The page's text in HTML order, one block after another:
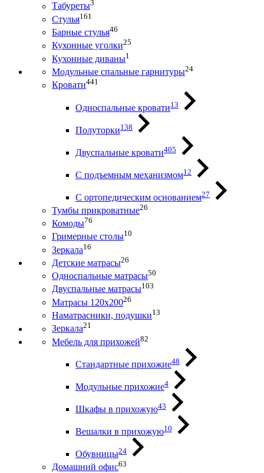
Табуреты3
Стулья161
Барные стулья46
Кухонные уголки25
Кухонные диваны1
Модульные спальные гарнитуры24
Кровати441
Односпальные кровати13
Полуторки138
Двуспальные кровати405
С подъемным механизмом12
С ортопедическим основанием27
Тумбы прикроватные26
Комоды76
Гримерные столы10
Зеркала16
Детские матрасы26
Односпальные матрасы50
Двуспальные матрасы103
Матрасы 120х20026
Наматрасники, подушки13
Зеркала21
Мебель для прихожей82
Стандартные прихожие48
Модульные прихожие4
Шкафы в прихожую43
Вешалки в прихожую10
Обувницы24
Домашний офис63